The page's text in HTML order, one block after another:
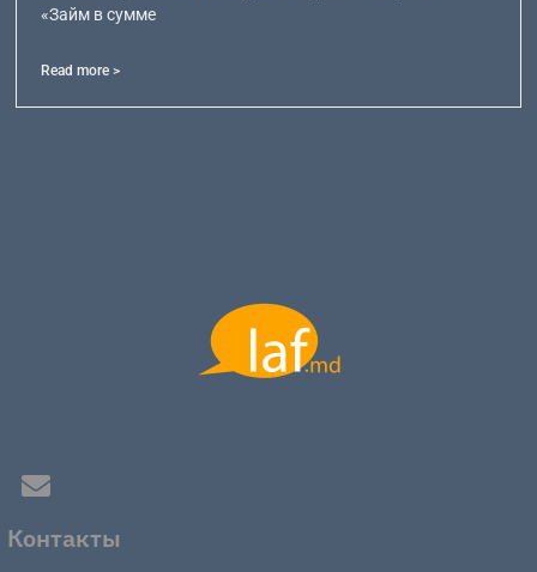
«Займ в сумме
Read more >
Контакты